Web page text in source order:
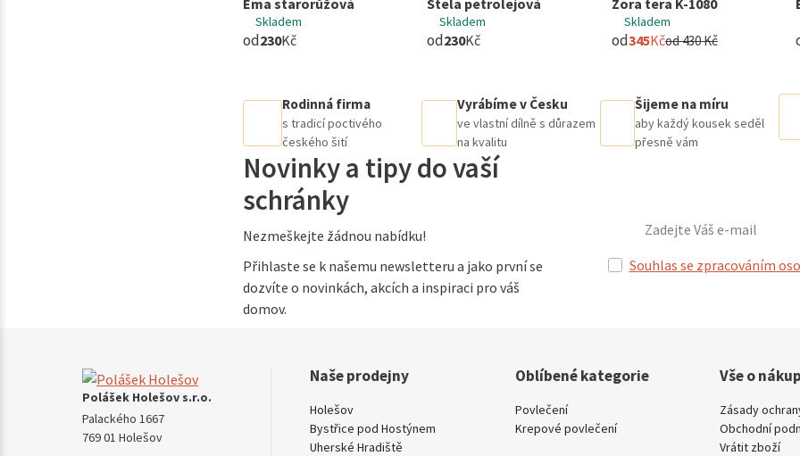
Ema starorůžová
Skladem
od230Kč
Stela petrolejová
Skladem
od230Kč
Zora tera K-1080
Skladem
od345Kčod430Kč
Rodinná firma
s tradicí poctivého
českého šití
Vyrábíme v Česku
ve vlastní dílně s důrazem
na kvalitu
Šijeme na míru
aby každý kousek seděl
přesně vám
Novinky a tipy do vaší
schránky
Nezmeškejte žádnou nabídku!
Přihlaste se k našemu newsletteru a jako první se
dozvíte o novinkách, akcích a inspiraci pro váš
domov.
Souhlas se zpracováním
Polášek Holešov s.r.o.
Palackého 1667
769 01 Holešov
Naše prodejny
Holešov
Bystřice pod Hostýnem
Uherské Hradiště
Oblíbené kategorie
Povlečení
Krepové povlečení
Vše o
Zásady
Obchodní
Vrátit zboží